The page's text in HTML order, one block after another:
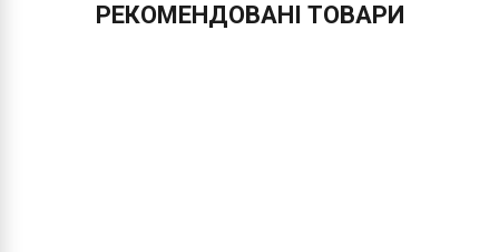
РЕКОМЕНДОВАНІ ТОВАРИ